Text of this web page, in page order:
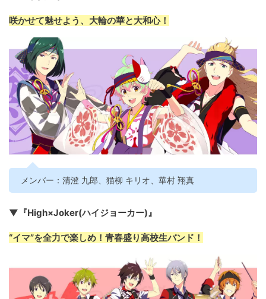
咲かせて魅せよう、大輪の華と大和心！
メンバー：清澄 九郎、猫柳 キリオ、華村 翔真
▼『High×Joker(ハイジョーカー)』
“イマ”を全力で楽しめ！青春盛り高校生バンド！